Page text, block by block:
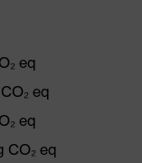
eq
eq
eq
CO₂ eq